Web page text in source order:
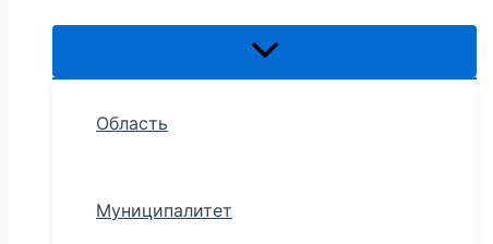
Область
Муниципалитет